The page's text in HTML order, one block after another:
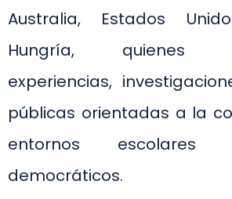
Australia, Estados
Hungría, quienes
experiencias,
públicas orientadas a la
entornos escolares
democráticos.